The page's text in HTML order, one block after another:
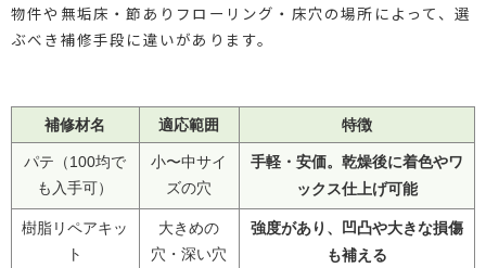
物件や無垢床・節ありフローリング・床穴の場所によって、選
ぶべき補修手段に違いがあります。
補修材名 適応範囲 特徴
パテ（100均で
も入手可）
小〜中サイ
ズの穴
手軽・安価。乾燥後に着色やワ
ックス仕上げ可能
樹脂リペアキッ
ト
大きめの
穴・深い穴
強度があり、凹凸や大きな損傷
も補える